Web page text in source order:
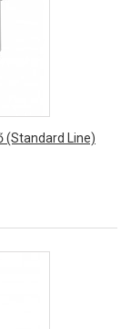
(Standard Line)